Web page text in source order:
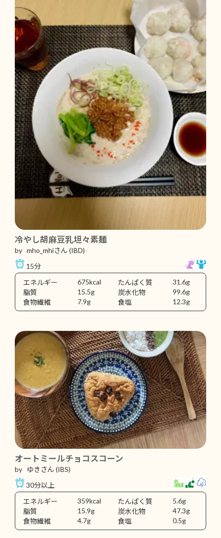
冷やし胡麻豆乳坦々素麺
by mho_mhiさん (IBD)
15分
エネルギー
675kcal たんぱく質
31.6g
脂質
15.5g 炭水化物
99.6g
食物繊維
7.9g 食塩 12.3g
オートミールチョコスコーン
by ゆきさん (IBS)
30分以上
エネルギー
359kcal たんぱく質
5.6g
脂質
15.9g 炭水化物
47.3g
食物繊維
4.7g 食塩 0.5g